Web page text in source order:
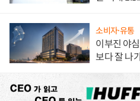
소비자·유통
이부진 야
보다 잘 나